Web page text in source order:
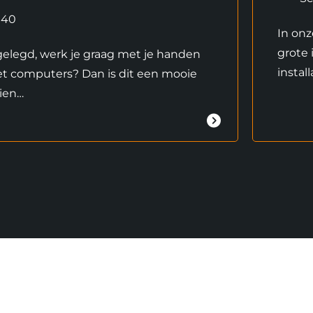
werk je graag met je handen
computers? Dan is dit een mooie
In
grote